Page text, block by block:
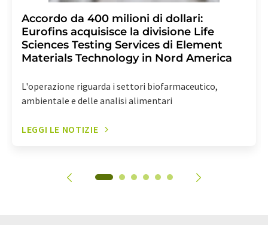
Accordo da 400 milioni di dollari:
Eurofins acquisisce la divisione Life
Sciences Testing Services di Element
Materials Technology in Nord America
L'operazione riguarda i settori biofarmaceutico,
ambientale e delle analisi alimentari
LEGGI LE NOTIZIE